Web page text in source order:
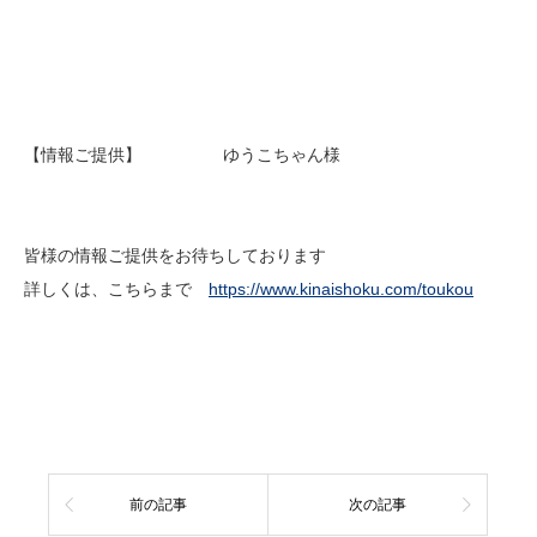
【情報ご提供】 ゆうこちゃん様
皆様の情報ご提供をお待ちしております
詳しくは、こちらまで https://www.kinaishoku.com/toukou
前の記事 次の記事